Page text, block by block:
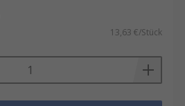
13,63 €/Stück